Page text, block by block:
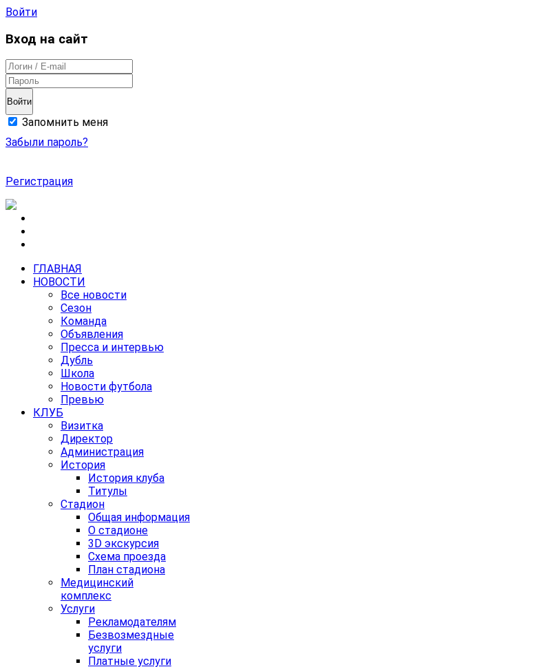
Войти
Вход на сайт
Войти
Запомнить меня
Забыли пароль?
Регистрация
ГЛАВНАЯ
НОВОСТИ
Все новости
Сезон
Команда
Объявления
Пресса и интервью
Дубль
Школа
Новости футбола
Превью
КЛУБ
Визитка
Директор
Администрация
История
История клуба
Титулы
Стадион
Общая информация
О стадионе
3D экскурсия
Схема проезда
План стадиона
Медицинский
комплекс
Услуги
Рекламодателям
Безвозмездные
услуги
Платные услуги